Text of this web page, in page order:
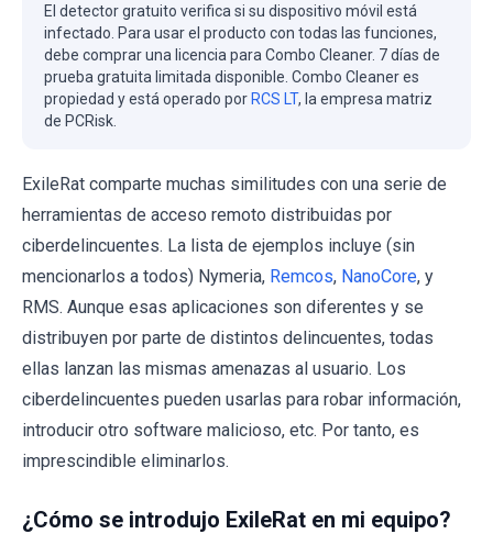
El detector gratuito verifica si su dispositivo móvil está
infectado. Para usar el producto con todas las funciones,
debe comprar una licencia para Combo Cleaner. 7 días de
prueba gratuita limitada disponible. Combo Cleaner es
propiedad y está operado por RCS LT, la empresa matriz
de PCRisk.
ExileRat comparte muchas similitudes con una serie de
herramientas de acceso remoto distribuidas por
ciberdelincuentes. La lista de ejemplos incluye (sin
mencionarlos a todos) Nymeria, Remcos, NanoCore, y
RMS. Aunque esas aplicaciones son diferentes y se
distribuyen por parte de distintos delincuentes, todas
ellas lanzan las mismas amenazas al usuario. Los
ciberdelincuentes pueden usarlas para robar información,
introducir otro software malicioso, etc. Por tanto, es
imprescindible eliminarlos.
¿Cómo se introdujo ExileRat en mi equipo?